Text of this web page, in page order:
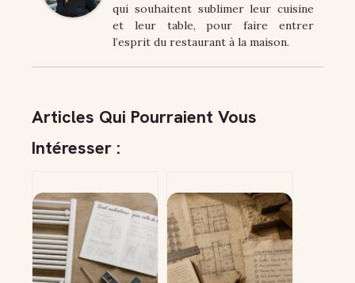
qui souhaitent sublimer leur cuisine
et leur table, pour faire entrer
l’esprit du restaurant à la maison.
Articles Qui Pourraient Vous
Intéresser :